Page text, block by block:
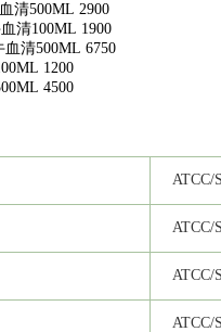
清500ML 2900
清100ML 1900
血清500ML 6750
1200
4500
ATCC/
ATCC/
ATCC/
ATCC/